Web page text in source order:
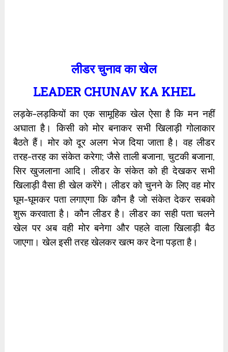
लीडर चुनाव का खेल
LEADER CHUNAV KA KHEL
लड़के-लड़कियों का एक सामूहिक खेल ऐसा है कि मन नहीं
अघाता है। किसी को मोर बनाकर सभी खिलाड़ी गोलाकार
बैठते हैं। मोर को दूर अलग भेज दिया जाता है। वह लीडर
तरह-तरह का संकेत करेगा; जैसे ताली बजाना, चुटकी बजाना,
सिर खुजलाना आदि। लीडर के संकेत को ही देखकर सभी
खिलाड़ी वैसा ही खेल करेंगे। लीडर को चुनने के लिए वह मोर
घूम-घूमकर पता लगाएगा कि कौन है जो संकेत देकर सबको
शुरू करवाता है। कौन लीडर है। लीडर का सही पता चलने
खेल पर अब वही मोर बनेगा और पहले वाला खिलाड़ी बैठ
जाएगा। खेल इसी तरह खेलकर खत्म कर देना पड़ता है।